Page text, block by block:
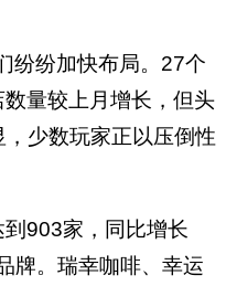
纷纷加快布局。27个
量较上月增长，但头
，少数玩家正以压倒性
903家，同比增长
牌。瑞幸咖啡、幸运